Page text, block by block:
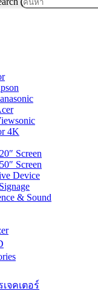
4K
Screen
Screen
Device
& Sound
จคเตอร์